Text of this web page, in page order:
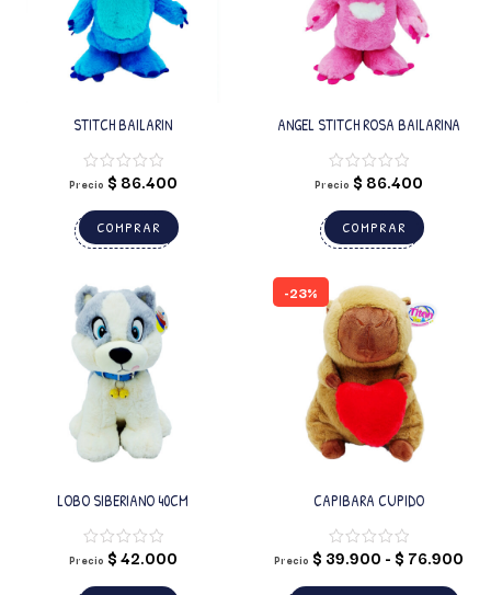
STITCH BAILARIN
Precio $ 86.400
COMPRAR
ANGEL STITCH ROSA BAILARINA
Precio $ 86.400
COMPRAR
LOBO SIBERIANO 40CM
Precio $42.000
-23%
CAPIBARA CUPIDO
Precio $ 39.900 - $ 76.900